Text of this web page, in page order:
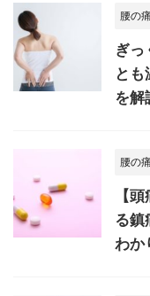
腰の
ぎっ
と
を解
腰の
【
る鎮
わか